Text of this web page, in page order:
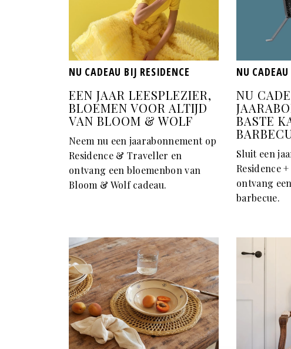
NU CADEAU BIJ RESIDENCE
EEN JAAR LEESPLEZIER,
BLOEMEN VOOR ALTIJD
VAN BLOOM & WOLF
Neem nu een jaarabonnement op
Residence & Traveller en
ontvang een bloemenbon van
Bloom & Wolf cadeau.
NU
NU
BASTE
Sluit een
Residence
ontvang
barbecue.